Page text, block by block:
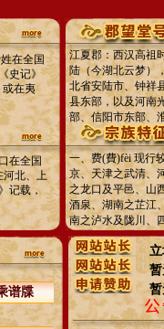
在全国
史记》
或在夷
在全国
河北、上
记载，
江夏郡：西汉高祖
陆（今湖北云梦）
北省安陆市、钟祥
县东部，以及河南
部、信阳市东部、
一、费(費)fèi 现行
京、天津之武清、
之龙口及平邑、山
酒泉、湖南之芷江
南之泸水及陇川、
谱牒